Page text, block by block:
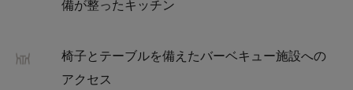
備が整ったキッチン
椅子とテーブルを備えたバーベキュー施設への
アクセス